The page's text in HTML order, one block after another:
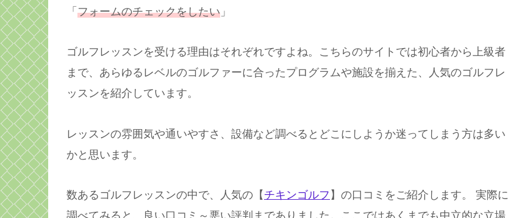
「 フォームのチェックをしたい 」
ゴルフレッスンを受ける理由はそれぞれですよね。こちらのサイトでは初心者から上級者
まで、あらゆるレベルのゴルファーに合ったプログラムや施設を揃えた、人気のゴルフレ
ッスンを紹介しています。
レッスンの雰囲気や通いやすさ、設備など調べるとどこにしようか迷ってしまう方は多い
かと思います。
数あるゴルフレッスンの中で、人気の【 チキンゴルフ 】の口コミをご紹介します。 実際に
調べてみると、良い口コミ～悪い評判までありました。ここではあくまでも中立的な立場